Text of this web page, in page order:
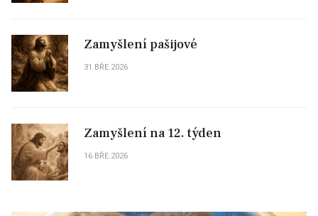
Zamyšlení pašijové
31.BŘE.2026
Zamyšlení na 12. týden
16.BŘE.2026